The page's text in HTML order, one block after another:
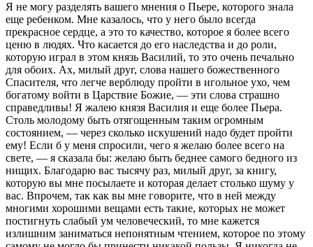
Я не могу разделять вашего мнения о Пьере, которого знала
еще ребенком. Мне казалось, что у него было всегда
прекрасное сердце, а это то качество, которое я более всего
ценю в людях. Что касается до его наследства и до роли,
которую играл в этом князь Василий, то это очень печально
для обоих. Ах, милый друг, слова нашего божественного
Спасителя, что легче верблюду пройти в игольное ухо, чем
богатому войти в Царствие Божие, — эти слова страшно
справедливы! Я жалею князя Василия и еще более Пьера.
Столь молодому быть отягощенным таким огромным
состоянием, — через сколько искушений надо будет пройти
ему! Если б у меня спросили, чего я желаю более всего на
свете, — я сказала бы: желаю быть беднее самого бедного из
нищих. Благодарю вас тысячу раз, милый друг, за книгу,
которую вы мне посылаете и которая делает столько шуму у
вас. Впрочем, так как вы мне говорите, что в ней между
многими хорошими вещами есть такие, которых не может
постигнуть слабый ум человеческий, то мне кажется
излишним заниматься непонятным чтением, которое по этому